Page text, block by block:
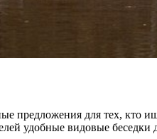
предложения для тех,
удобные видовые